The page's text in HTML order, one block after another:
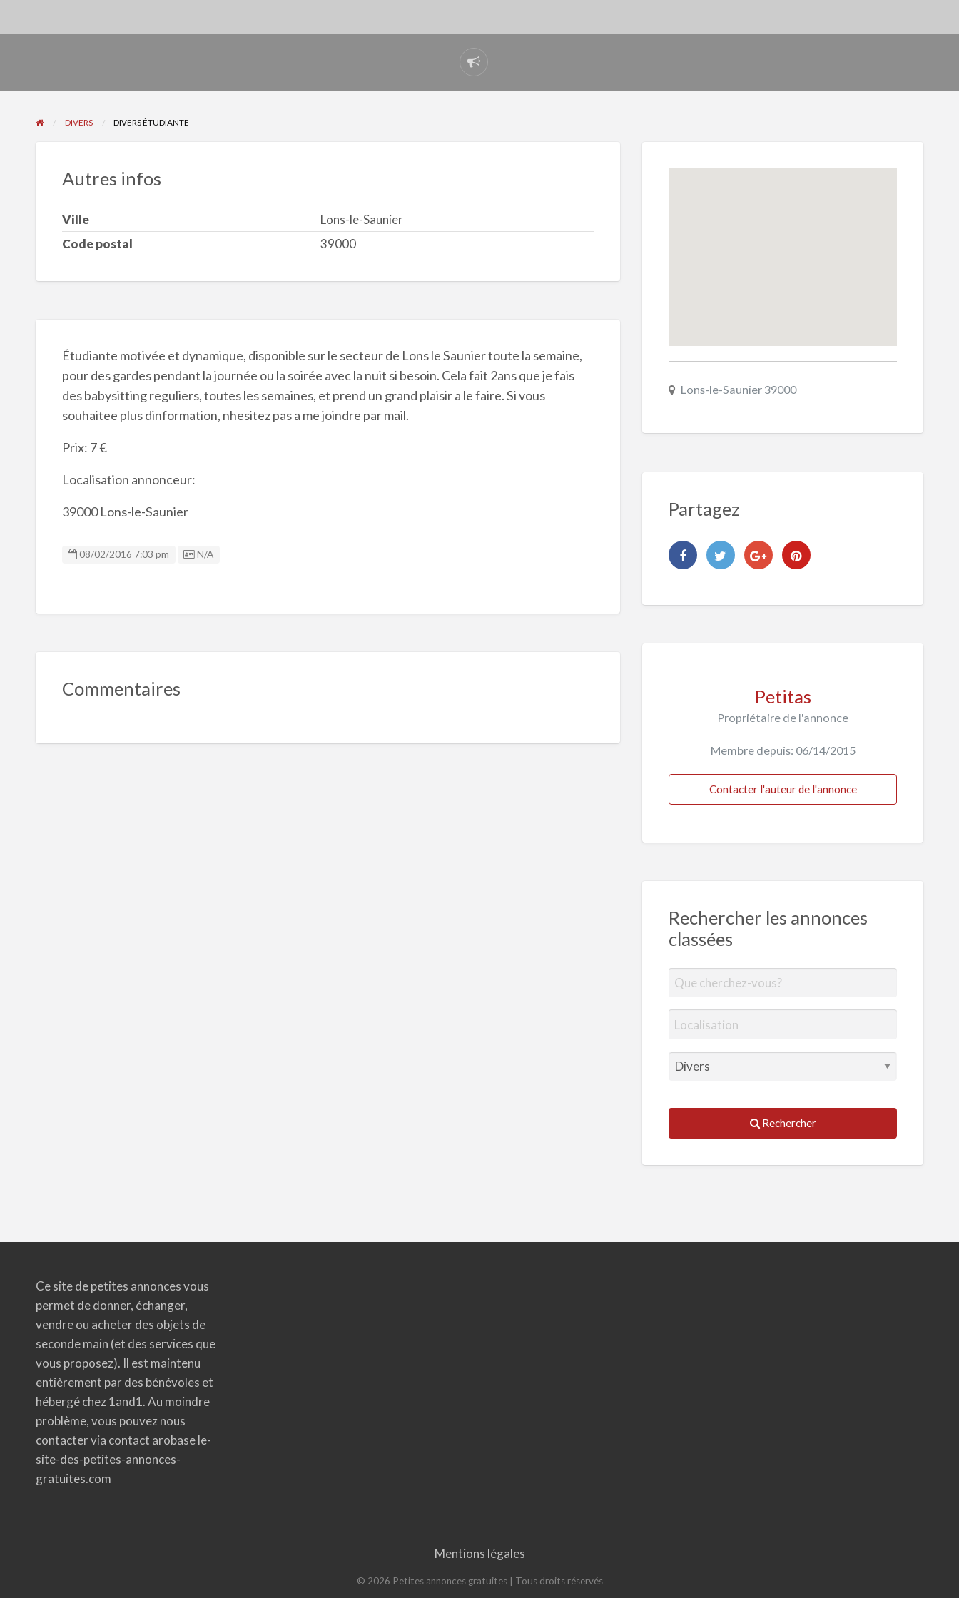
Signaler
un
DIVERS DIVERS ÉTUDIANTE
Autres infos
Ville
Lons-le-Saunier
Code postal
39000
Étudiante motivée et dynamique, disponible sur le secteur de Lons le Saunier toute la semaine,
pour des gardes pendant la journée ou la soirée avec la nuit si besoin. Cela fait 2ans que je fais
des babysitting reguliers, toutes les semaines, et prend un grand plaisir a le faire. Si vous
souhaitee plus dinformation, nhesitez pas a me joindre par mail.
Prix: 7 €
Localisation annonceur:
39000 Lons-le-Saunier
08/02/2016 7:03 pm Listing ID
N/A
Commentaires
Lons-le-Saunier 39000
Partagez
Petitas
Propriétaire de l'annonce
Membre depuis: 06/14/2015
Contacter l'auteur de l'annonce
Rechercher les annonces
classées
Rechercher
Ce site de petites annonces vous
permet de donner, échanger,
vendre ou acheter des objets de
seconde main (et des services que
vous proposez). Il est maintenu
entièrement par des bénévoles et
hébergé chez 1and1. Au moindre
problème, vous pouvez nous
contacter via contact arobase le-
site-des-petites-annonces-
gratuites.com
Mentions légales
© 2026 Petites annonces gratuites| Tous droits réservés